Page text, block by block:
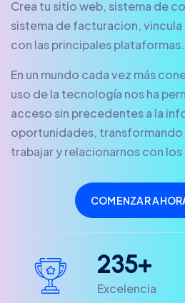
Crea tu sitio web, sistema de
sistema de facturacion,
con las principales plataformas.
En un mundo cada vez más
uso de la tecnología nos ha
acceso sin precedentes a la
oportunidades, transformando
trabajar y relacionarnos con los
COMENZAR
235+
Excelencia